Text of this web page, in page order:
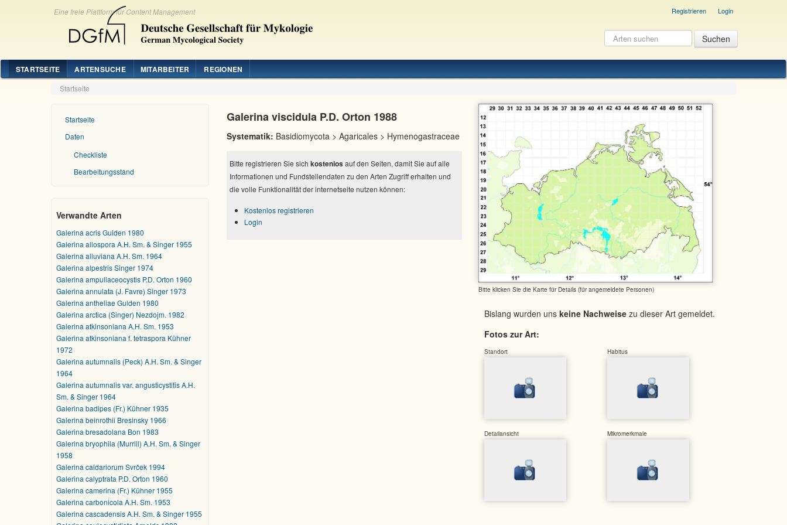
Eine freie Plattform für Content Management Registrieren Login
STARTSEITE ARTENSUCHE MITARBEITER REGIONEN
Startseite
Startseite
Daten
Checkliste
Bearbeitungsstand
Verwandte Arten
Galerina acris Gulden 1980
Galerina allospora A.H. Sm. & Singer 1955
Galerina alluviana A.H. Sm. 1964
Galerina alpestris Singer 1974
Galerina ampullaceocystis P.D. Orton 1960
Galerina annulata (J. Favre) Singer 1973
Galerina antheliae Gulden 1980
Galerina arctica (Singer) Nezdojm. 1982
Galerina atkinsoniana A.H. Sm. 1953
Galerina atkinsoniana f. tetraspora Kühner
1972
Galerina autumnalis (Peck) A.H. Sm. & Singer
1964
Galerina autumnalis var. angusticystitis A.H.
Sm. & Singer 1964
Galerina badipes (Fr.) Kühner 1935
Galerina beinrothii Bresinsky 1966
Galerina bresadolana Bon 1983
Galerina bryophila (Murrill) A.H. Sm. & Singer
1958
Galerina caldariorum Svrček 1994
Galerina calyptrata P.D. Orton 1960
Galerina camerina (Fr.) Kühner 1955
Galerina carbonicola A.H. Sm. 1953
Galerina cascadensis A.H. Sm. & Singer 1955
Bitte klicken Sie die Karte für Details (für angemeldete Personen)
Bislang wurden uns keine Nachweise zu dieser Art gemeldet.
Fotos zur Art:
Standort Habitus
Detailansicht Mikromerkmale
Galerina viscidula P.D. Orton 1988
Systematik: Basidiomycota > Agaricales > Hymenogastraceae
Bitte registrieren Sie sich kostenlos auf den Seiten, damit Sie auf alle
Informationen und Fundstellendaten zu den Arten Zugriff erhalten und
die volle Funktionalität der internetseite nutzen können:
Kostenlos registrieren
Login